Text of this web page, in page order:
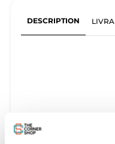
DESCRIPTION